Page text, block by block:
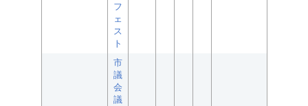
フ
ェ
ス
ト
市
議
会
議